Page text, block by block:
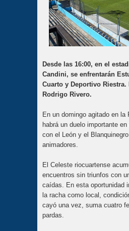
Desde las 16:00, en el
Candini, se enfrentarán
Cuarto y Deportivo Riestra.
Rodrigo Rivero.
En un domingo agitado en la
habrá un duelo importante
con el León y el
animadores.
El Celeste riocuartense
encuentros sin triunfos con
caídas. En esta oportunidad
la racha como local,
cayó una vez, suma cuatro
pardas.